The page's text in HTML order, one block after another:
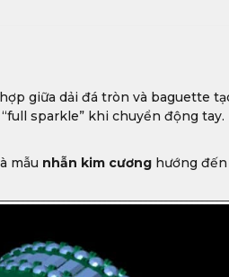
giữa dải đá tròn và baguette
sparkle” khi chuyển động tay.
mẫu nhẫn kim cương hướng